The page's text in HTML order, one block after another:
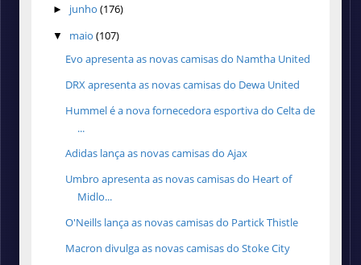
► junho (176)
▼ maio (107)
Evo apresenta as novas camisas do Namtha United
DRX apresenta as novas camisas do Dewa United
Hummel é a nova fornecedora esportiva do Celta de
...
Adidas lança as novas camisas do Ajax
Umbro apresenta as novas camisas do Heart of
Midlo...
O'Neills lança as novas camisas do Partick Thistle
Macron divulga as novas camisas do Stoke City